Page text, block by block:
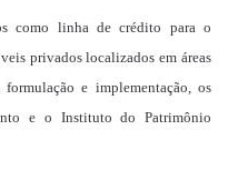
como linha de crédito para o
privados localizados em áreas
e implementação, os
e o Instituto do Patrimônio